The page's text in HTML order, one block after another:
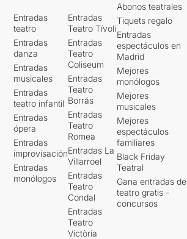
Entradas
teatro
Entradas
danza
Entradas
musicales
Entradas
teatro infantil
Entradas
ópera
Entradas
improvisación
Entradas
monólogos
Entradas
Teatro Tívoli
Entradas
Teatro
Coliseum
Entradas
Teatro
Borrás
Entradas
Teatro
Romea
Entradas La
Villarroel
Entradas
Teatro
Condal
Entradas
Teatro
Victòria
Abonos teatrales
Tiquets regalo
Entradas
espectáculos en
Madrid
Mejores
monólogos
Mejores
musicales
Mejores
espectáculos
familiares
Black Friday
Teatral
Gana entradas de
teatro gratis -
concursos